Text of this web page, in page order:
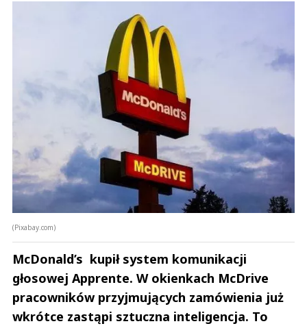
(Pixabay.com)
McDonald’s kupił system komunikacji
głosowej Apprente. W okienkach McDrive
pracowników przyjmujących zamówienia już
wkrótce zastąpi sztuczna inteligencja. To